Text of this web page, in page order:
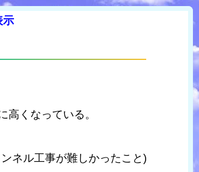
示
くなっている。
ネル工事が難しかったこと)